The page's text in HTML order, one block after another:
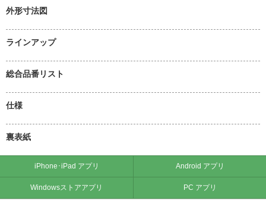
外形寸法図
ラインアップ
総合品番リスト
仕様
裏表紙
iPhone･iPad アプリ Android アプリ
Windowsストアアプリ PC アプリ